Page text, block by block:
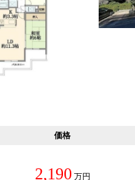
価格
2,190 万円